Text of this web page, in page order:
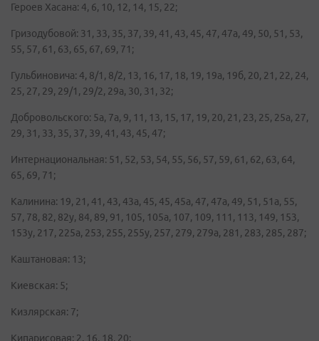
Героев Хасана: 4, 6, 10, 12, 14, 15, 22;
Гризодубовой: 31, 33, 35, 37, 39, 41, 43, 45, 47, 47а, 49, 50, 51, 53,
55, 57, 61, 63, 65, 67, 69, 71;
Гульбиновича: 4, 8/1, 8/2, 13, 16, 17, 18, 19, 19а, 19б, 20, 21, 22, 24,
25, 27, 29, 29/1, 29/2, 29а, 30, 31, 32;
Добровольского: 5а, 7а, 9, 11, 13, 15, 17, 19, 20, 21, 23, 25, 25а, 27,
29, 31, 33, 35, 37, 39, 41, 43, 45, 47;
Интернациональная: 51, 52, 53, 54, 55, 56, 57, 59, 61, 62, 63, 64,
65, 69, 71;
Калинина: 19, 21, 41, 43, 43а, 45, 45, 45а, 47, 47а, 49, 51, 51а, 55,
57, 78, 82, 82у, 84, 89, 91, 105, 105а, 107, 109, 111, 113, 149, 153,
153у, 217, 225а, 253, 255, 255у, 257, 279, 279а, 281, 283, 285, 287;
Каштановая: 13;
Киевская: 5;
Кизлярская: 7;
Кипарисовая: 2, 16, 18, 20;